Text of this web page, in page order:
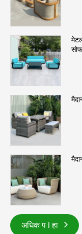
अधिक प i हा